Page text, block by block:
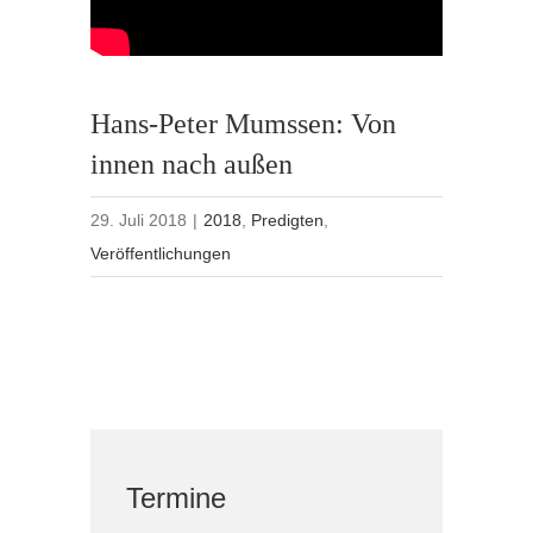
Hans-Peter Mumssen: Von
innen nach außen
29. Juli 2018 | 2018 Predigten
Veröffentlichungen
Termine